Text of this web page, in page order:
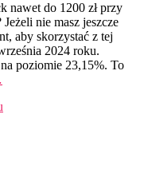
nawet do 1200 zł przy
nie masz jeszcze
aby skorzystać z tej
2024 roku.
poziomie 23,15%. To